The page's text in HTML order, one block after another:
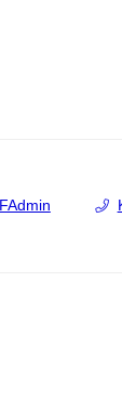
FAdmin